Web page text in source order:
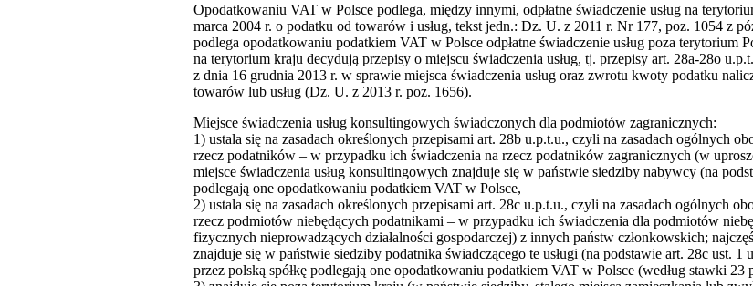
Opodatkowaniu VAT w Polsce podlega, między innymi, odpłatne świadczenie usług na
marca 2004 r. o podatku od towarów i usług, tekst jedn.: Dz. U. z 2011 r. Nr 177, poz. 1054 z
podlega opodatkowaniu podatkiem VAT w Polsce odpłatne świadczenie usług poza terytorium
na terytorium kraju decydują przepisy o miejscu świadczenia usług, tj. przepisy art. 28a-28o
z dnia 16 grudnia 2013 r. w sprawie miejsca świadczenia usług oraz zwrotu kwoty podatku
towarów lub usług (Dz. U. z 2013 r. poz. 1656).
Miejsce świadczenia usług konsultingowych świadczonych dla podmiotów zagranicznych:
1) ustala się na zasadach określonych przepisami art. 28b u.p.t.u., czyli na zasadach ogólnych
rzecz podatników – w przypadku ich świadczenia na rzecz podatników zagranicznych (w
miejsce świadczenia usług konsultingowych znajduje się w państwie siedziby nabywcy (na
podlegają one opodatkowaniu podatkiem VAT w Polsce,
2) ustala się na zasadach określonych przepisami art. 28c u.p.t.u., czyli na zasadach ogólnych
rzecz podmiotów niebędących podatnikami – w przypadku ich świadczenia dla podmiotów
fizycznych nieprowadzących działalności gospodarczej) z innych państw członkowskich;
znajduje się w państwie siedziby podatnika świadczącego te usługi (na podstawie art. 28c ust.
przez polską spółkę podlegają one opodatkowaniu podatkiem VAT w Polsce (według stawki 23